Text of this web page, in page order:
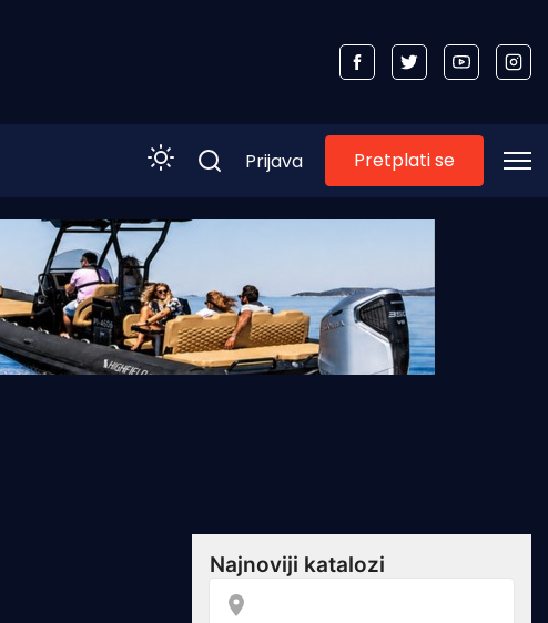
Prijava Pretplati se